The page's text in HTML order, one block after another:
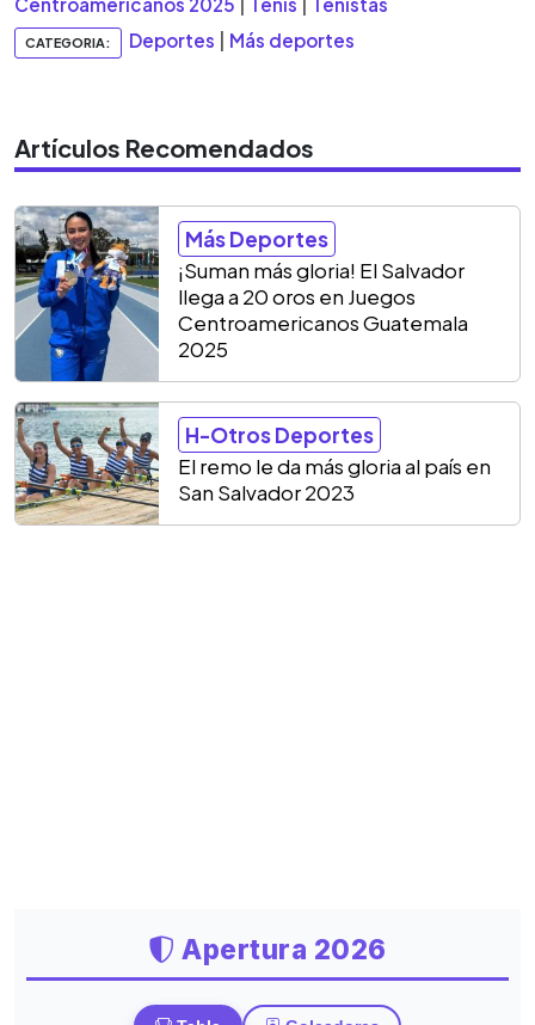
CATEGORIA: Deportes Más deportes
Artículos Recomendados
Más Deportes
¡Suman más gloria! El Salvador
llega a 20 oros en Juegos
Centroamericanos Guatemala
2025
H-Otros Deportes
El remo le da más gloria al país en
San Salvador 2023